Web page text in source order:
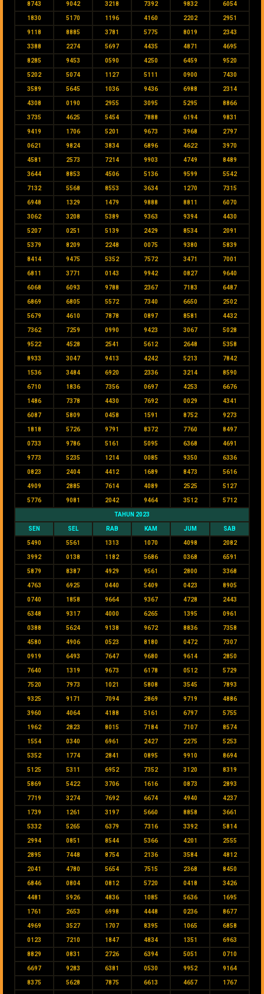
8743 9042 3218 7392 9832 6054
1830 5170 1196 4160 2202 2951
9118 8885 3781 5775 8019 2343
3388 2274 5697 4435 4871 4695
8285 9453 0590 4250 6459 9520
5202 5074 1127 5111 0900 7430
3589 5645 1036 9436 6988 2314
4308 0190 2955 3095 5295 8866
3735 4625 5454 7888 6194 9831
9419 1706 5201 9673 3968 2797
0621 9824 3834 6896 4622 3970
4581 2573 7214 9903 4749 8489
3644 8853 4506 5136 9599 5542
7132 5568 8553 3634 1270 7315
6948 1329 1479 9888 8811 6070
3062 3208 5389 9363 9394 4430
5207 0251 5139 2429 8534 2091
5379 8209 2248 0075 9380 5839
8414 9475 5352 7572 3471 7001
6811 3771 0143 9942 0827 9640
6068 6093 9788 2367 7183 6487
6869 6805 5572 7340 6650 2502
5679 4610 7878 0897 8581 4432
7362 7259 0990 9423 3067 5028
9522 4528 2541 5612 2648 5358
8933 3047 9413 4242 5213 7842
1536 3484 6920 2336 3214 8590
6710 1836 7356 0697 4253 6676
1486 7378 4430 7692 0029 4341
6087 5809 0458 1591 8752 9273
1818 5726 9791 8372 7760 8497
0733 9786 5161 5095 6368 4691
9773 5235 1214 0085 9350 6336
0823 2404 4412 1689 8473 5616
4909 2885 7614 4089 2525 5127
5776 9081 2042 9464 3512 5712
TAHUN 2023
SEN SEL RAB KAM JUM SAB
5490 5561 1313 1070 4098 2082
3992 0138 1182 5686 0368 6591
5879 8387 4929 9561 2800 3368
4763 6925 0440 5409 0423 8905
0740 1858 9664 9367 4728 2443
6348 9317 4000 6265 1395 0961
0388 5624 9138 9672 8836 7358
4580 4906 0523 8180 0472 7307
0919 6493 7647 9680 9614 2850
7640 1319 9673 6178 0512 5729
7520 7973 1021 5808 3545 7893
9325 9171 7094 2869 9719 4886
3960 4064 4188 5161 6797 5755
1962 2823 8015 7184 7107 8574
1554 0340 6961 2427 2275 5253
5352 1774 2841 0895 9910 8694
5125 5311 6952 7352 3120 8319
5869 5422 3706 1616 0873 2893
7719 3274 7692 6674 4940 4237
1739 1261 3197 5660 8858 3661
5332 5265 6379 7316 3392 5814
2994 0851 8544 5366 4201 2555
2895 7448 8754 2136 3584 4812
2041 4780 5654 7515 2368 8450
6846 0804 0812 5720 0418 3426
4481 5926 4836 1085 5636 1695
1761 2653 6998 4448 0236 8677
4969 3527 1707 8395 1065 6858
0123 7210 1847 4834 1351 6963
8829 0831 2726 6394 5051 0710
6697 9283 6381 0530 9952 9164
8375 5628 7875 6613 4657 1767